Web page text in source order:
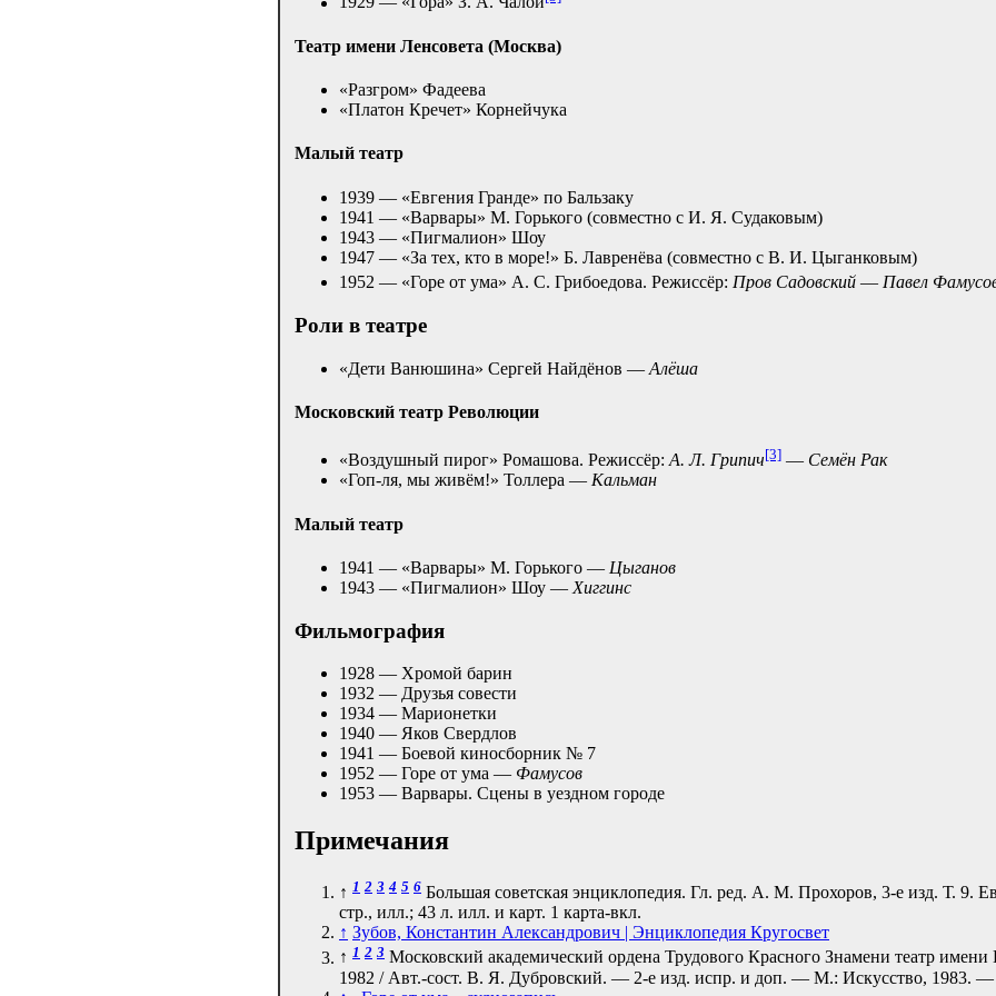
Театр имени Ленсовета (Москва)
«Разгром» Фадеева
«Платон Кречет» Корнейчука
Малый театр
1939 — «Евгения Гранде» по Бальзаку
1941 — «Варвары» М. Горького (совместно с И. Я. Судаковым)
1943 — «Пигмалион» Шоу
1947 — «За тех, кто в море!» Б. Лавренёва (совместно с В. И. Цыганковым)
1952 — «Горе от ума» А. С. Грибоедова. Режиссёр: Пров Садовский — Павел
Роли в театре
«Дети Ванюшина» Сергей Найдёнов — Алёша
Московский театр Революции
«Воздушный пирог» Ромашова. Режиссёр: А. Л. Грипич[3] — Семён Рак
«Гоп-ля, мы живём!» Толлера — Кальман
Малый театр
1941 — «Варвары» М. Горького — Цыганов
1943 — «Пигмалион» Шоу — Хиггинс
Фильмография
1928 — Хромой барин
1932 — Друзья совести
1934 — Марионетки
1940 — Яков Свердлов
1941 — Боевой киносборник № 7
1952 — Горе от ума — Фамусов
1953 — Варвары. Сцены в уездном городе
Примечания
↑ 1 2 3 4 5 6 Большая советская энциклопедия. Гл. ред. А. М. Прохоров, 3-е изд. Т. 9.
стр., илл.; 43 л. илл. и карт. 1 карта-вкл.
↑ Зубов, Константин Александрович | Энциклопедия Кругосвет
↑ 1 2 3 Московский академический ордена Трудового Красного Знамени театр
1982 / Авт.-сост. В. Я. Дубровский. — 2-е изд. испр. и доп. — М.: Искусство, 1983.